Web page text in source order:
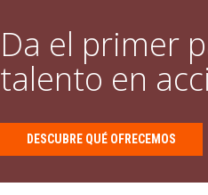
Da el primer
talento en
DESCUBRE QUÉ OFRECEMOS